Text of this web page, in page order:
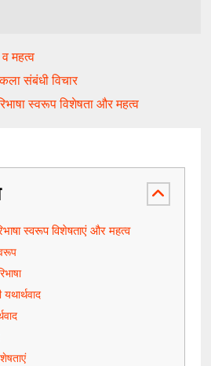
महत्व
संबंधी विचार
स्वरूप विशेषता और महत्व
स्वरूप विशेषताएं और महत्व
यथार्थवाद